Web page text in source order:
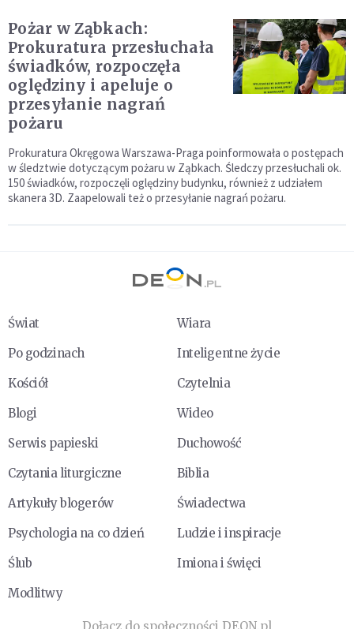
Pożar w Ząbkach:
Prokuratura przesłuchała
świadków, rozpoczęła
oględziny i apeluje o
przesyłanie nagrań
pożaru
Prokuratura Okręgowa Warszawa-Praga poinformowała o postępach
w śledztwie dotyczącym pożaru w Ząbkach. Śledczy przesłuchali ok.
150 świadków, rozpoczęli oględziny budynku, również z udziałem
skanera 3D. Zaapelowali też o przesyłanie nagrań pożaru.
Świat
Wiara
Po godzinach
Inteligentne życie
Kościół
Czytelnia
Blogi
Wideo
Serwis papieski
Duchowość
Czytania liturgiczne
Biblia
Artykuły blogerów
Świadectwa
Psychologia na co dzień
Ludzie i inspiracje
Ślub
Imiona i święci
Modlitwy